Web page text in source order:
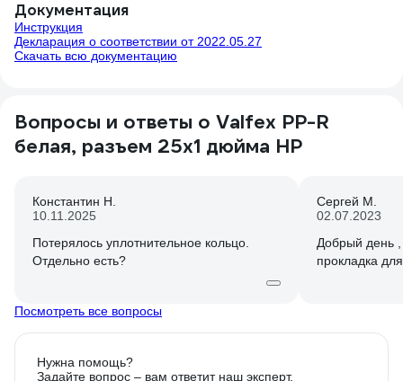
Документация
Инструкция
Декларация о соответствии от 2022.05.27
Скачать всю документацию
Вопросы и ответы о Valfex PP-R
белая, разъем 25х1 дюйма НР
Константин Н.
10.11.2025
Потерялось уплотнительное кольцо.
Отдельно есть?
Сергей М.
02.07.2023
Добрый день ,
прокладка
Посмотреть все вопросы
Нужна помощь?
Задайте вопрос – вам ответит наш эксперт,